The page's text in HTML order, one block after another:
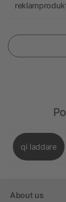
qi laddare
About us